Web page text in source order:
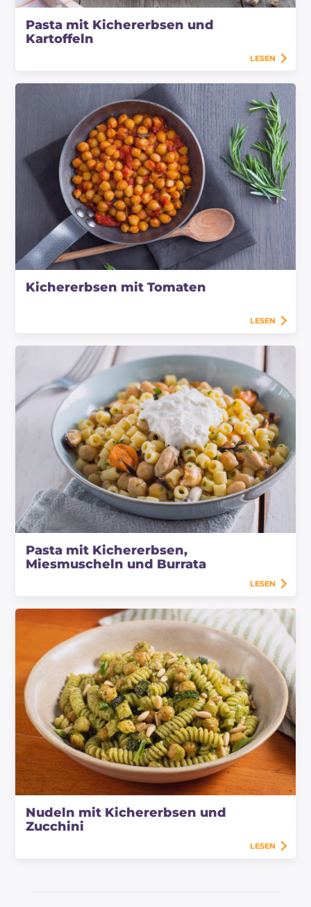
Pasta mit Kichererbsen und
Kartoffeln
LESEN
Kichererbsen mit Tomaten
LESEN
Pasta mit Kichererbsen,
Miesmuscheln und Burrata
LESEN
Nudeln mit Kichererbsen und
Zucchini
LESEN